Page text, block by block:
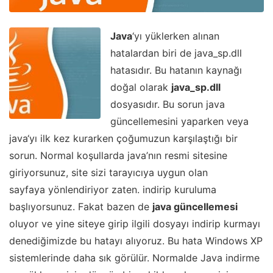
Java‘yı yüklerken alınan
hatalardan biri de java_sp.dll
hatasıdır. Bu hatanın kaynağı
doğal olarak java_sp.dll
dosyasıdır. Bu sorun java
güncellemesini yaparken veya
java‘yı ilk kez kurarken çoğumuzun karşılaştığı bir
sorun. Normal koşullarda java’nın resmi sitesine
giriyorsunuz, site sizi tarayıcıya uygun olan
sayfaya yönlendiriyor zaten. indirip kuruluma
başlıyorsunuz. Fakat bazen de java güncellemesi
oluyor ve yine siteye girip ilgili dosyayı indirip kurmayı
denediğimizde bu hatayı alıyoruz. Bu hata Windows XP
sistemlerinde daha sık görülür. Normalde Java indirme